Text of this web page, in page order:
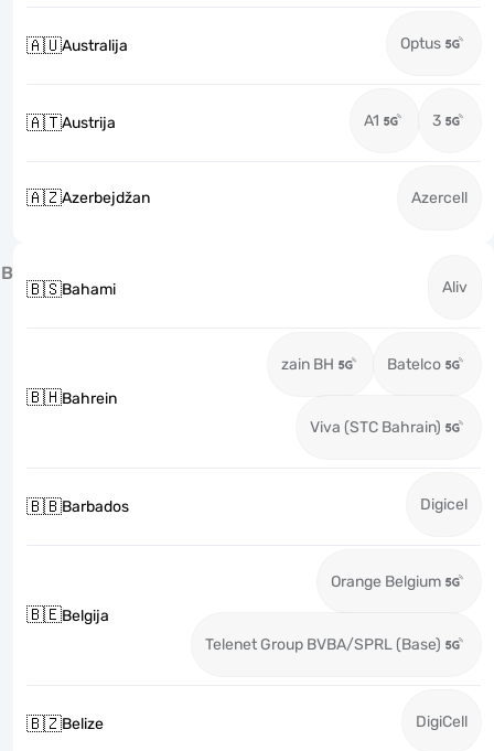
🇦🇺Australija Optus
🇦🇹Austrija A1 3
🇦🇿Azerbejdžan Azercell
B
🇧🇸Bahami Aliv
🇧🇭Bahrein
zain BH Batelco
Viva (STC Bahrain)
🇧🇧Barbados Digicel
🇧🇪Belgija
Orange Belgium
Telenet Group BVBA/SPRL (Base)
🇧🇿Belize DigiCell